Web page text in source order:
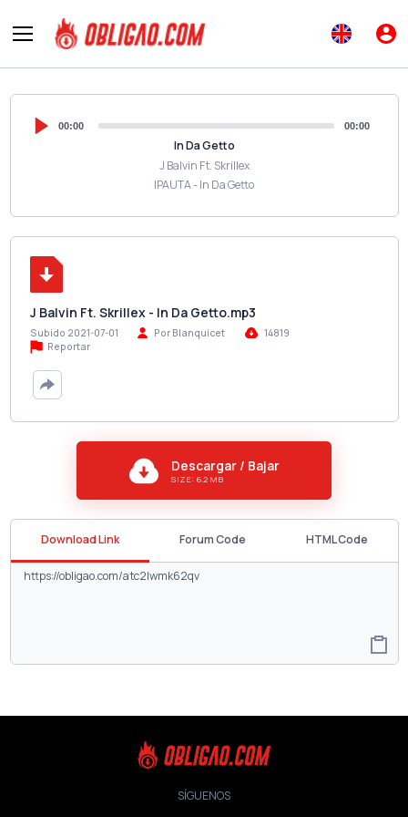
00:00 00:00
In Da Getto
J Balvin Ft. Skrillex
IPAUTA - In Da Getto
J Balvin Ft. Skrillex - In Da Getto.mp3
Subido 2021-07-01 Por Blanquicet
14819
Reportar
Descargar / Bajar
SIZE: 6.2 MB
Download Link Forum Code HTML Code
SÍGUENOS